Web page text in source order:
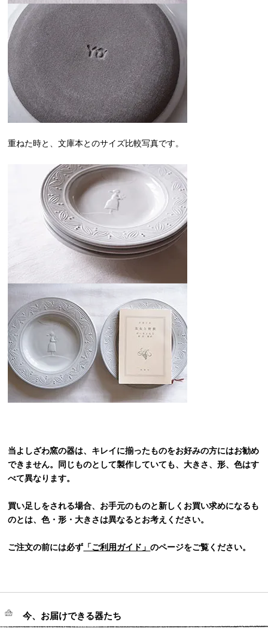
重ねた時と、文庫本とのサイズ比較写真です。
当よしざわ窯の器は、キレイに揃ったものをお好みの方にはお勧め
できません。同じものとして製作していても、大きさ、形、色はす
べて異なります。
買い足しをされる場合、お手元のものと新しくお買い求めになるも
のとは、色・形・大きさは異なるとお考えください。
ご注文の前には必ず 「ご利用ガイド」のページをご覧ください。
今、お届けできる器たち